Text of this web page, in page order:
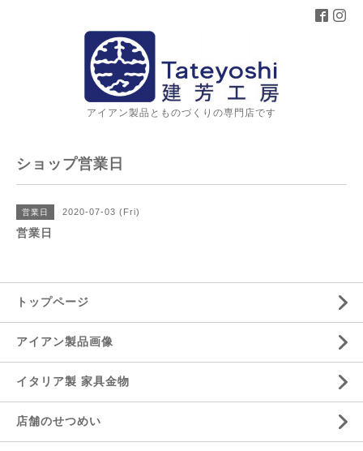
アイアン製品とものづくりの専門店です
ショップ営業日
営業日 2020-07-03 (Fri)
営業日
トップページ
アイアン製品画像
イタリア製 家具金物
店舗のせつめい